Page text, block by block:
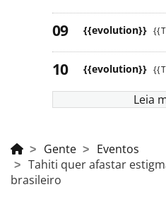
{{evolution}}
{{evolution}}
Leia
Gente
Eventos
Tahiti quer afastar
brasileiro